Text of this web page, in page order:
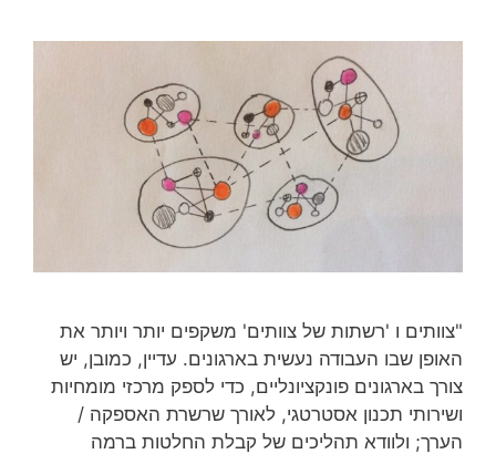
"צוותים ו 'רשתות של צוותים' משקפים יותר ויותר את
האופן שבו העבודה נעשית בארגונים. עדיין, כמובן, יש
צורך בארגונים פונקציונליים, כדי לספק מרכזי מומחיות
ושירותי תכנון אסטרטגי, לאורך שרשרת האספקה /
הערך; ולוודא תהליכים של קבלת החלטות ברמה